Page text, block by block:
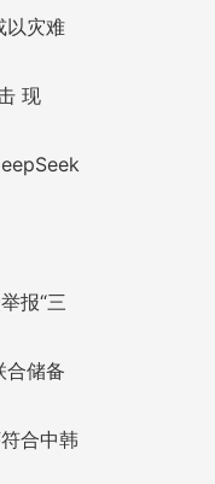
以灾难
现
报“三
合储备
合中韩